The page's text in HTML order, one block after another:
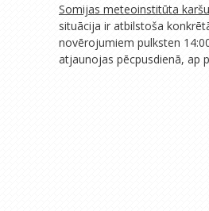
Somijas meteoinstitūta
situācija ir atbilstoša
novērojumiem pulksten
atjaunojas pēcpusdienā, ap